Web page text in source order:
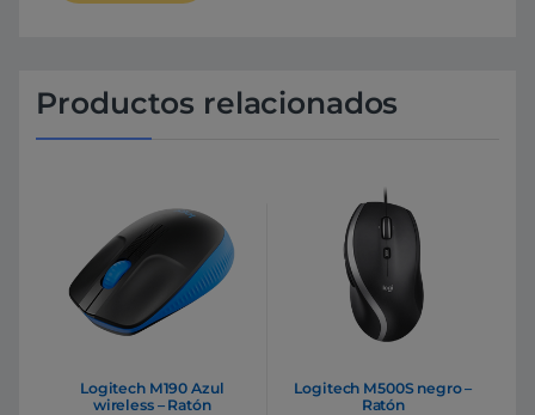
Productos relacionados
Logitech M190 Azul
wireless – Ratón
Logitech M500S negro –
Ratón